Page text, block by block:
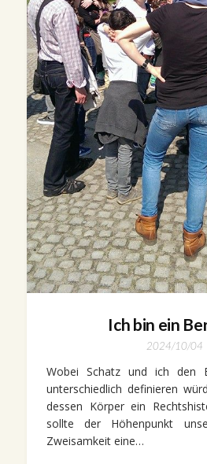
Ich bin ein
2024/10/04
Wobei Schatz und ich den
unterschiedlich definieren
dessen Körper ein
sollte der Höhenpunkt
Zweisamkeit eine…